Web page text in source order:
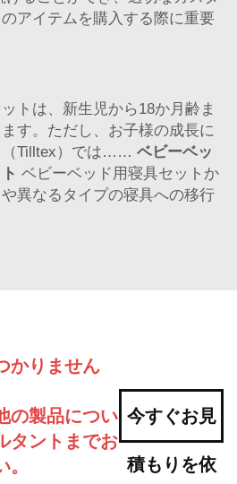
アイテムを購入する際に重要
トは、新生児から18か月齢ま
す。ただし、お子様の成長に
（Tilltex）では…… ベビーベッ
ベビーベッド用寝具セットか
異なるタイプの寝具への移行
かりません
の製品につい
タントまでお
今すぐお見
積もりを依